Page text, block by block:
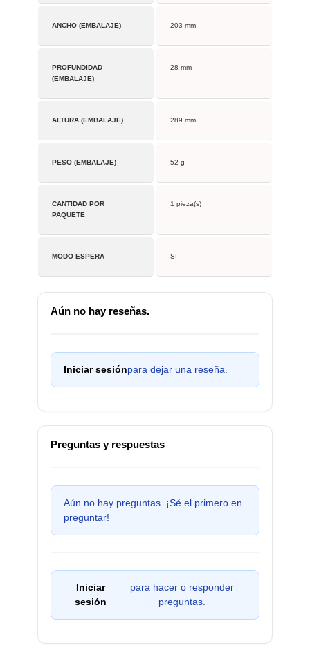
ANCHO (EMBALAJE) 203 mm
PROFUNDIDAD
(EMBALAJE)
28 mm
ALTURA (EMBALAJE) 289 mm
PESO (EMBALAJE) 52 g
CANTIDAD POR
PAQUETE
1 pieza(s)
MODO ESPERA SI
Aún no hay reseñas.
Iniciar sesiónpara dejar una reseña.
Preguntas y respuestas
Aún no hay preguntas. ¡Sé el primero en
preguntar!
Iniciar
sesión
para hacer o responder
preguntas.